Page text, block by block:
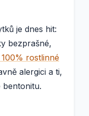
je dnes hit:
bezprašné,
rostlinné
alergici a ti,
bentonitu.